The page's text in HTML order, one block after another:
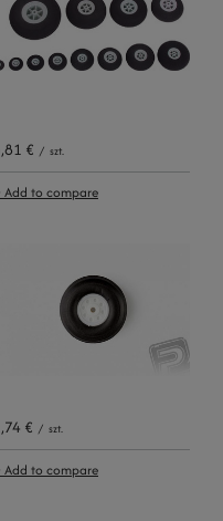
€ / szt.
Add to compare
€ / szt.
Add to compare